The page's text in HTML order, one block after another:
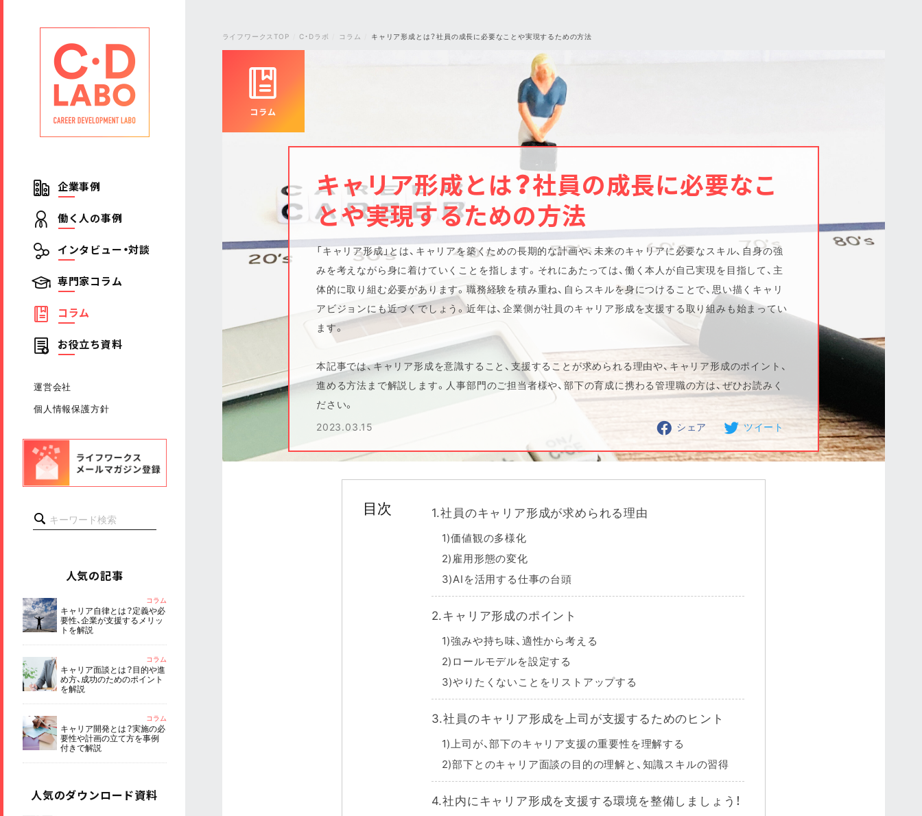
企業事例
働く人の事例
インタビュー・対談
専門家コラム
コラム
お役立ち資料
運営会社
個人情報保護方針
人気の記事
コラム
キャリア自律とは？定義や必
要性、企業が支援するメリッ
トを解説
コラム
キャリア面談とは？目的や進
め方、成功のためのポイント
を解説
コラム
キャリア開発とは？実施の必
要性や計画の立て方を事例
付きで解説
人気のダウンロード資料
ライフワークスTOP C・Dラボ コラム キャリア形成とは？社員の成長に必要なことや実現するための方法
キャリア形成とは？社員の成長に必要なこ
とや実現するための方法
「キャリア形成」とは、キャリアを築くための長期的な計画や、未来のキャリアに必要なスキル、自身の強
みを考えながら身に着けていくことを指します。それにあたっては、働く本人が自己実現を目指して、主
体的に取り組む必要があります。職務経験を積み重ね、自らスキルを身につけることで、思い描くキャリ
アビジョンにも近づくでしょう。近年は、企業側が社員のキャリア形成を支援する取り組みも始まってい
ます。
本記事では、キャリア形成を意識すること、支援することが求められる理由や、キャリア形成のポイント、
進める方法まで解説します。人事部門のご担当者様や、部下の育成に携わる管理職の方は、ぜひお読みく
ださい。
2023.03.15
シェア ツイート
目次 1.社員のキャリア形成が求められる理由
1)価値観の多様化
2)雇用形態の変化
3)AIを活用する仕事の台頭
2.キャリア形成のポイント
1)強みや持ち味、適性から考える
2)ロールモデルを設定する
3)やりたくないことをリストアップする
3.社員のキャリア形成を上司が支援するためのヒント
1)上司が、部下のキャリア支援の重要性を理解する
2)部下とのキャリア面談の目的の理解と、知識スキルの習得
4.社内にキャリア形成を支援する環境を整備しましょう！
コラム